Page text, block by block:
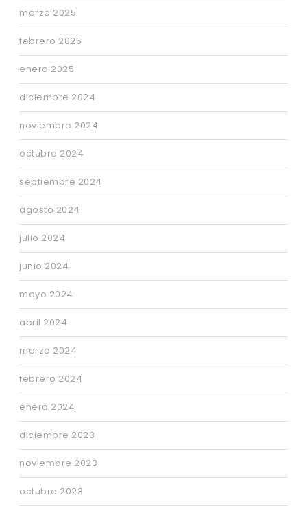
marzo 2025
febrero 2025
enero 2025
diciembre 2024
noviembre 2024
octubre 2024
septiembre 2024
agosto 2024
julio 2024
junio 2024
mayo 2024
abril 2024
marzo 2024
febrero 2024
enero 2024
diciembre 2023
noviembre 2023
octubre 2023